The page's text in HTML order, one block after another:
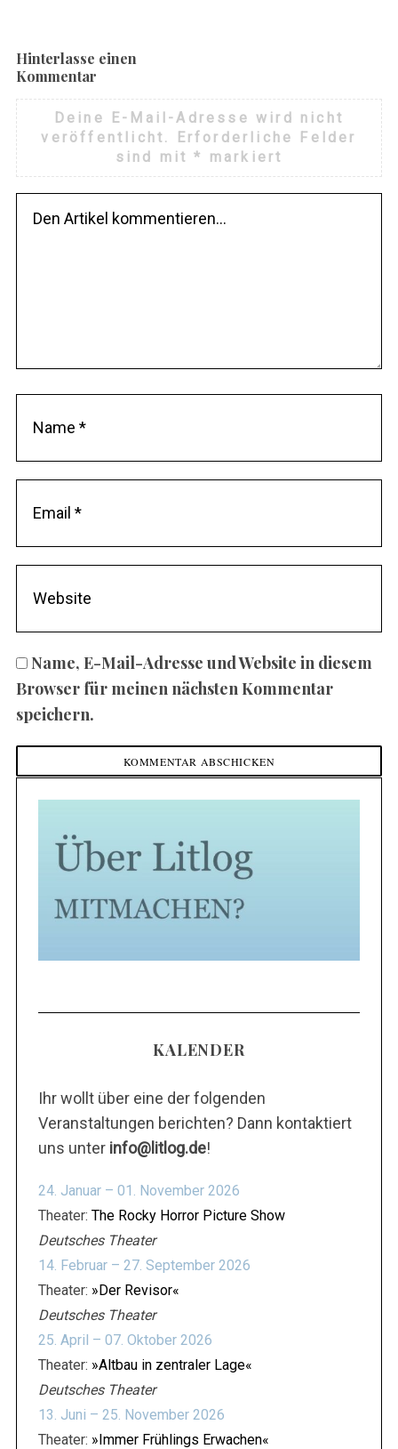
Hinterlasse einen
Kommentar
Deine E-Mail-Adresse wird nicht
veröffentlicht.
Erforderliche Felder
sind mit* markiert
Name, E-Mail-Adresse und Website in diesem
Browser für meinen nächsten Kommentar
speichern.
KALENDER
Ihr wollt über eine der folgenden
Veranstaltungen berichten? Dann kontaktiert
uns unter info@litlog.de!
24. Januar – 01. November 2026
Theater: The Rocky Horror Picture Show
Deutsches Theater
14. Februar – 27. September 2026
Theater: »Der Revisor«
Deutsches Theater
25. April – 07. Oktober 2026
Theater: »Altbau in zentraler Lage«
Deutsches Theater
13. Juni – 25. November 2026
Theater: »Immer Frühlings Erwachen«